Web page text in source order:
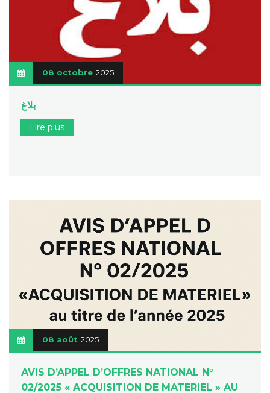
بلاغ
08 octobre 2025
Lire plus
AVIS D’APPEL D’OFFRES NATIONAL N°
02/2025 « ACQUISITION DE MATERIEL » AU
08 août 2025